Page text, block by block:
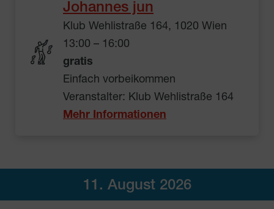
Johannes jun
Klub Wehlistraße 164, 1020 Wien
13:00 – 16:00
gratis
Einfach vorbeikommen
Veranstalter: Klub Wehlistraße 164
Mehr Informationen
11. August 2026